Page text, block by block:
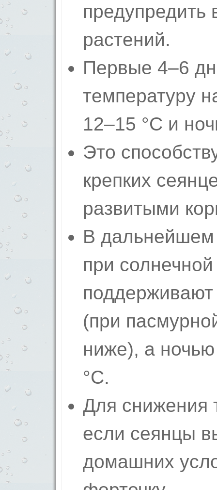
предупредить
растений.
Первые 4–6
температуру
12–15 °C и
Это
крепких
развитыми
В дальнейшем
при солнечной
(при
ниже), а
°C.
Для снижения
если сеянцы
домашних